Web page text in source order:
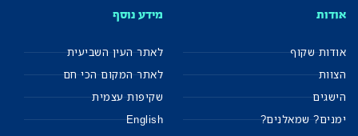
אודות
אודות שקוף
הצוות
הישגים
ימנים? שמאלנים?
מידע נוסף
לאתר העין השביעית
לאתר המקום הכי חם
שקיפות עצמית
English